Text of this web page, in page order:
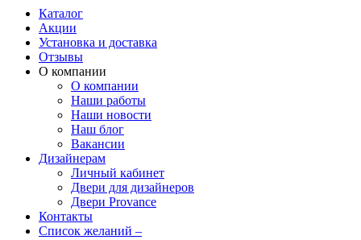
Каталог
Акции
Установка и доставка
Отзывы
О компании
О компании
Наши работы
Наши новости
Наш блог
Вакансии
Дизайнерам
Личный кабинет
Двери для дизайнеров
Двери Provance
Контакты
Список желаний –